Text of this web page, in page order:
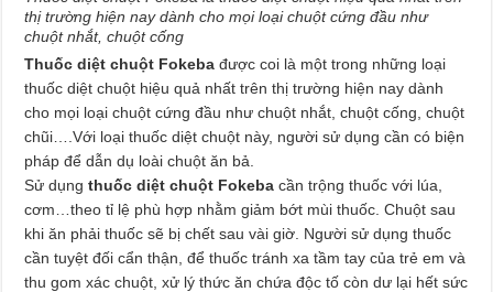
thị trường hiện nay dành cho mọi loại chuột cứng đầu như
chuột nhắt, chuột cống
Thuốc diệt chuột Fokeba được coi là một trong những loại
thuốc diệt chuột hiệu quả nhất trên thị trường hiện nay dành
cho mọi loại chuột cứng đầu như chuột nhắt, chuột cống, chuột
chũi….Với loại thuốc diệt chuột này, người sử dụng cần có biện
pháp để dẫn dụ loài chuột ăn bả.
Sử dụngthuốc diệt chuột Fokeba cần trộng thuốc với lúa,
cơm…theo tỉ lệ phù hợp nhằm giảm bớt mùi thuốc. Chuột sau
khi ăn phải thuốc sẽ bị chết sau vài giờ. Người sử dụng thuốc
cần tuyệt đối cẩn thận, để thuốc tránh xa tầm tay của trẻ em và
thu gom xác chuột, xử lý thức ăn chứa độc tố còn dư lại hết sức